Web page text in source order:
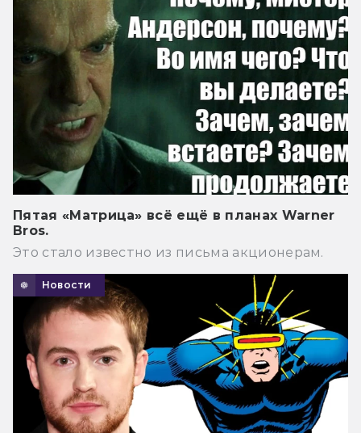
Пятая «Матрица» всё ещё в планах Warner
Bros.
Это стало известно из письма акционерам.
Новости